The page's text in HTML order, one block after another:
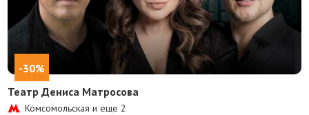
-30%
Театр Дениса Матросова
Комсомольская и еще2